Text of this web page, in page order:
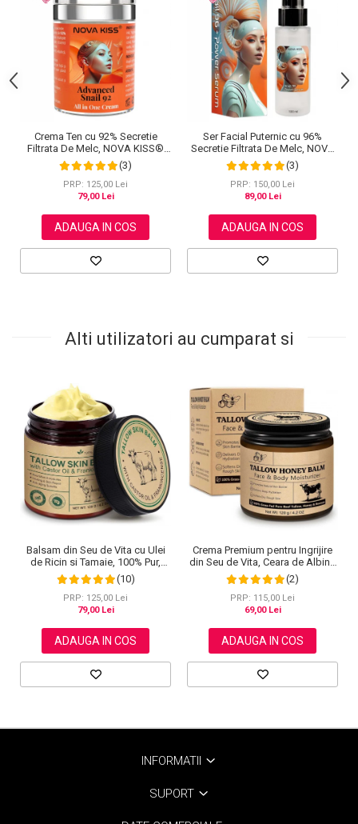
Crema Ten cu 92% Secretie
Filtrata De Melc, NOVA KISS®
Advanced Snail 92 All In One,
100 g
(3)
PRP: 125,00 Lei
79,00 Lei
ADAUGA IN COS
Ser Facial Puternic cu 96%
Secretie Filtrata De Melc, NOVA
KISS® Snail 96 Power Serum,
100 ml
(3)
PRP: 150,00 Lei
89,00 Lei
ADAUGA IN COS
Alti utilizatori au cumparat si
Balsam din Seu de Vita cu Ulei
de Ricin si Tamaie, 100% Pur,
NOVA KISS®, 120 g
(10)
PRP: 125,00 Lei
79,00 Lei
ADAUGA IN COS
Crema Premium pentru Ingrijire
din Seu de Vita, Ceara de Albine
si Miere, 100% Naturala, NOVA
KISS®, 120 g
(2)
PRP: 115,00 Lei
69,00 Lei
ADAUGA IN COS
INFORMATII
SUPORT